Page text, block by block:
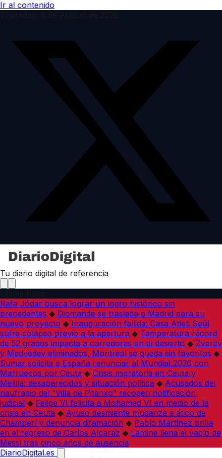
Ir al contenido
Tu diario digital de referencia
Rafa Jódar busca lograr un logro histórico sin
precedentes ◆ Diomande se traslada a Madrid para su
nuevo proyecto ◆ Inauguración fallida: Casa Atleti Seúl
sufre colapso previo a la apertura ◆ Temperatura récord
de 52 grados impacta a corredores en el desierto ◆ Zverev
y Medvedev eliminados, Montreal se queda sin favoritos ◆
Sumar solicita a España renunciar al Mundial 2030 con
Marruecos por Ceuta ◆ Crisis migratoria en Ceuta y
Melilla: desaparecidos y situación política ◆ Acusados del
naufragio del “Villa de Pitanxo” recogen notificación
judicial ◆ Felipe VI felicita a Mohamed VI en medio de la
crisis en Ceuta ◆ Ayuso desmiente mudanza a ático de
Chamberí y denuncia difamación ◆ Pablo Martínez brilla
en el regreso de Carlos Alcaraz ◆ Lamine llena el vacío de
Messi tras cinco años de ausencia
DiarioDigital.es